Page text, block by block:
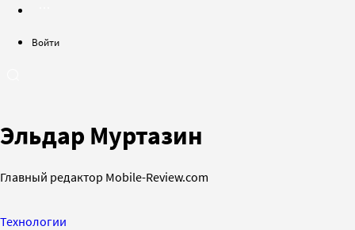
Войти
Эльдар Муртазин
Главный редактор Mobile-Review.com
Технологии